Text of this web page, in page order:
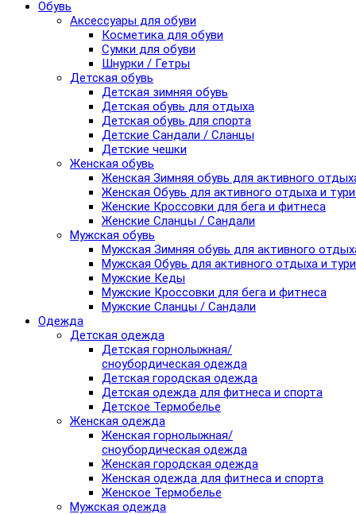
Обувь
Аксессуары для обуви
Косметика для обуви
Сумки для обуви
Шнурки / Гетры
Детская обувь
Детская зимняя обувь
Детская обувь для отдыха
Детская обувь для спорта
Детские Сандали / Сланцы
Детские чешки
Женская обувь
Женская Зимняя обувь для активного
Женская Обувь для активного отдыха и
Женские Кроссовки для бега и фитнеса
Женские Сланцы / Сандали
Мужская обувь
Мужская Зимняя обувь для активного
Мужская Обувь для активного отдыха и
Мужские Кеды
Мужские Кроссовки для бега и фитнеса
Мужские Сланцы / Сандали
Одежда
Детская одежда
Детская горнолыжная/
сноубордическая одежда
Детская городская одежда
Детская одежда для фитнеса и спорта
Детское Термобелье
Женская одежда
Женская горнолыжная/
сноубордическая одежда
Женская городская одежда
Женская одежда для фитнеса и спорта
Женское Термобелье
Мужская одежда